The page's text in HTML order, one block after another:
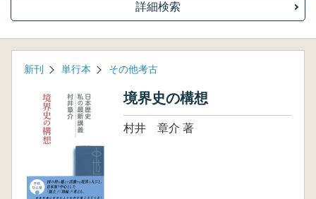
詳細検索
新刊 単行本 その他考古
境界史の構想
村井 章介 著